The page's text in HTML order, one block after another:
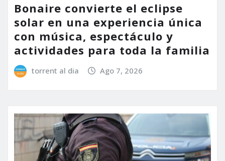
Bonaire convierte el eclipse
solar en una experiencia única
con música, espectáculo y
actividades para toda la familia
torrent al dia Ago 7, 2026